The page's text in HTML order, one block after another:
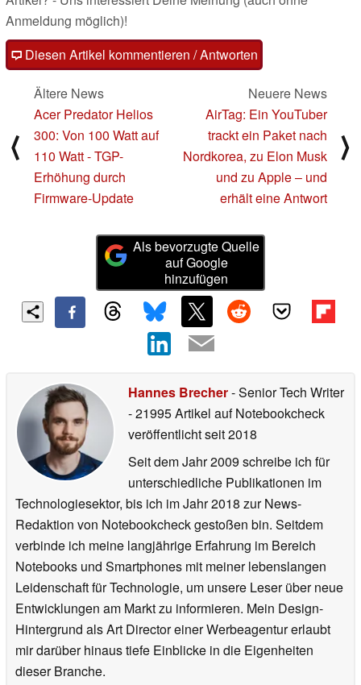
Anmeldung möglich)!
Diesen Artikel kommentieren / Antworten
⟨
Ältere News
Acer Predator Helios
300: Von 100 Watt auf
110 Watt - TGP-
Erhöhung durch
Firmware-Update
Neuere News
AirTag: Ein YouTuber
trackt ein Paket nach
Nordkorea, zu Elon Musk
und zu Apple – und
erhält eine Antwort
⟩
Als bevorzugte Quelle
auf Google
hinzufügen
Hannes Brecher- Senior Tech Writer
- 21995 Artikel auf Notebookcheck
veröffentlichtseit 2018
Seit dem Jahr 2009 schreibe ich für
unterschiedliche Publikationen im
Technologiesektor, bis ich im Jahr 2018 zur News-
Redaktion von Notebookcheck gestoßen bin. Seitdem
verbinde ich meine langjährige Erfahrung im Bereich
Notebooks und Smartphones mit meiner lebenslangen
Leidenschaft für Technologie, um unsere Leser über neue
Entwicklungen am Markt zu informieren. Mein Design-
Hintergrund als Art Director einer Werbeagentur erlaubt
mir darüber hinaus tiefe Einblicke in die Eigenheiten
dieser Branche.